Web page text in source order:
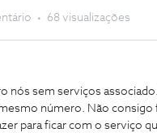
68 visualizações
nós sem serviços
número. Não consigo
para ficar com o serviço